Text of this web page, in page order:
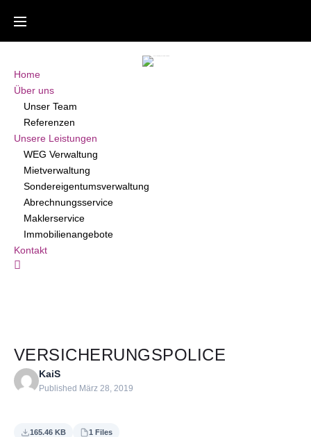
Home
Über uns
Unser Team
Referenzen
Unsere Leistungen
WEG Verwaltung
Mietverwaltung
Sondereigentumsverwaltung
Abrechnungsservice
Maklerservice
Immobilienangebote
Kontakt
VERSICHERUNGSPOLICE
KaiS
Published März 28, 2019
165.46 KB 1 Files